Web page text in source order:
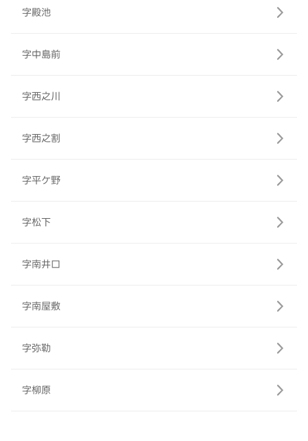
字殿池
字中島前
字西之川
字西之割
字平ケ野
字松下
字南井口
字南屋敷
字弥勒
字柳原